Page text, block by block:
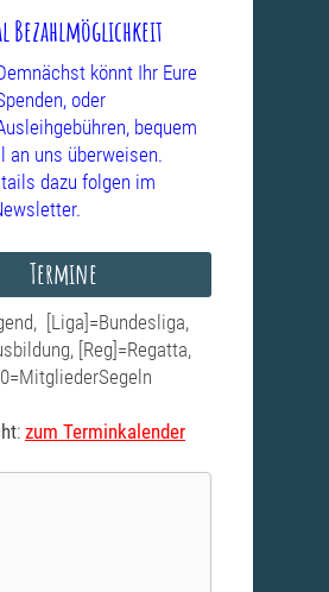
Bezahlmöglichkeit
könnt Ihr Eure
oder
bequem
an uns überweisen.
dazu folgen im
Termine
[Liga]=Bundesliga,
[Reg]=Regatta,
: zum Terminkalender